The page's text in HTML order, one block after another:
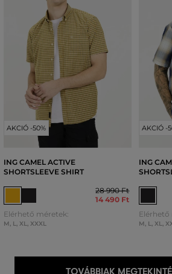
AKCIÓ -50%
ING CAMEL ACTIVE
SHORTSLEEVE SHIRT
28 990 Ft
14 490 Ft
Elérhető méretek:
M, L, XL, XXXL
AKCIÓ -
ING
Elérhető
M, L, XL,
TOVÁBBIAK